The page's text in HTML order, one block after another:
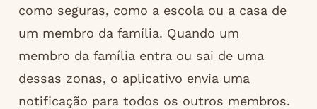
como seguras, como a escola ou a casa de
um membro da família. Quando um
membro da família entra ou sai de uma
dessas zonas, o aplicativo envia uma
notificação para todos os outros membros.